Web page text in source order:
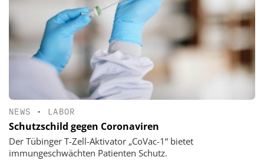
NEWS • LABOR
Schutzschild gegen Coronaviren
Der Tübinger T-Zell-Aktivator „CoVac-1“ bietet
immungeschwächten Patienten Schutz.